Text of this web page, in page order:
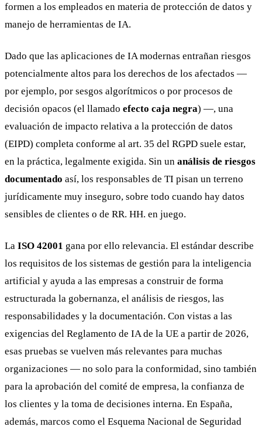
formen a los empleados en materia de protección de datos y
manejo de herramientas de IA.
Dado que las aplicaciones de IA modernas entrañan riesgos
potencialmente altos para los derechos de los afectados —
por ejemplo, por sesgos algorítmicos o por procesos de
decisión opacos (el llamado efecto caja negra) —, una
evaluación de impacto relativa a la protección de datos
(EIPD) completa conforme al art. 35 del RGPD suele estar,
en la práctica, legalmente exigida. Sin un análisis de riesgos
documentado así, los responsables de TI pisan un terreno
jurídicamente muy inseguro, sobre todo cuando hay datos
sensibles de clientes o de RR. HH. en juego.
La ISO 42001 gana por ello relevancia. El estándar describe
los requisitos de los sistemas de gestión para la inteligencia
artificial y ayuda a las empresas a construir de forma
estructurada la gobernanza, el análisis de riesgos, las
responsabilidades y la documentación. Con vistas a las
exigencias del Reglamento de IA de la UE a partir de 2026,
esas pruebas se vuelven más relevantes para muchas
organizaciones — no solo para la conformidad, sino también
para la aprobación del comité de empresa, la confianza de
los clientes y la toma de decisiones interna. En España,
además, marcos como el Esquema Nacional de Seguridad